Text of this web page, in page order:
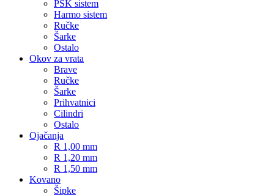
PSK sistem
Harmo sistem
Ručke
Šarke
Ostalo
Okov za vrata
Brave
Ručke
Šarke
Prihvatnici
Cilindri
Ostalo
Ojačanja
R 1,00 mm
R 1,20 mm
R 1,50 mm
Kovano
Šipke